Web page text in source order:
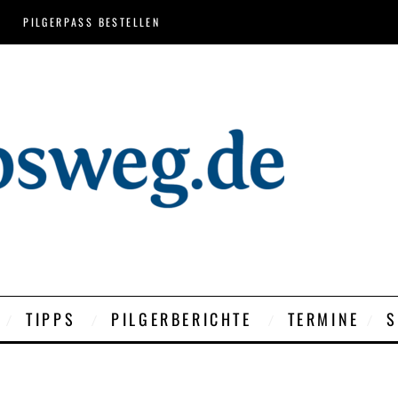
PILGERPASS BESTELLEN
TIPPS PILGERBERICHTE TERMINE